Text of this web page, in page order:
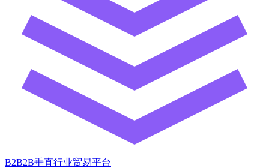
B2B2B垂直行业贸易平台